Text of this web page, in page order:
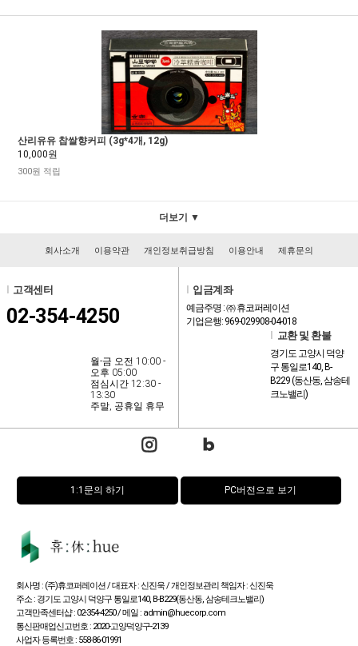
산리유유 찹쌀향커피 (3g*4개, 12g)
10,000원
300원 적립
더보기 ▼
회사소개 이용약관 개인정보취급방침 이용안내 제휴문의
고객센터
02-354-4250
월-금 오전 10:00 -
오후 05:00
점심시간 12:30 -
13:30
주말, 공휴일 휴무
입금계좌
예금주명 : ㈜ 휴코퍼레이션
기업은행: 969-029908-04-018
교환 및 환불
경기도 고양시 덕양
구 통일로140, B-
B229 (동산동, 삼송테
크노밸리)
1:1문의 하기 PC버전으로 보기
회사명 : (주)휴코퍼레이션 / 대표자 : 신진욱 / 개인정보관리 책임자 : 신진욱
주소 : 경기도 고양시 덕양구 통일로140, B-B229(동산동, 삼송테크노밸리)
고객만족센터샵 : 02-354-4250 / 메일 : admin@huecorp.com
통신판매업신고번호 : 2020-고양덕양구-2139
사업자 등록번호 : 558-86-01991